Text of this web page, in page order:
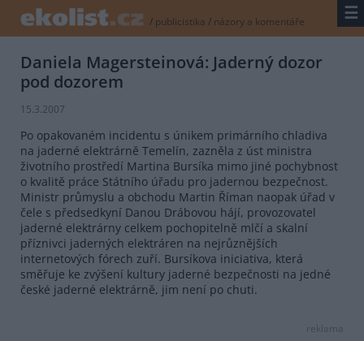
/ publicistika / názory a komentáře ☰
Daniela Magersteinová: Jaderný dozor
pod dozorem
15.3.2007
Po opakovaném incidentu s únikem primárního chladiva
na jaderné elektrárně Temelín, zazněla z úst ministra
životního prostředí Martina Bursíka mimo jiné pochybnost
o kvalitě práce Státního úřadu pro jadernou bezpečnost.
Ministr průmyslu a obchodu Martin Říman naopak úřad v
čele s předsedkyní Danou Drábovou hájí, provozovatel
jaderné elektrárny celkem pochopitelně mlčí a skalní
příznivci jaderných elektráren na nejrůznějších
internetových fórech zuří. Bursíkova iniciativa, která
směřuje ke zvýšení kultury jaderné bezpečnosti na jedné
české jaderné elektrárně, jim není po chuti.
reklama